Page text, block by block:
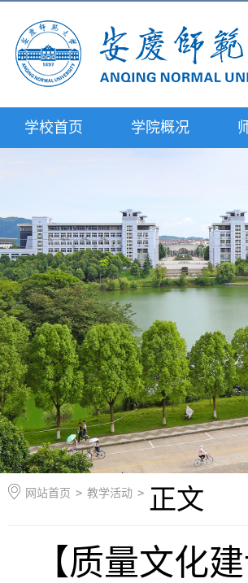
学校首页 学院概况
网站首页 > 教学活动 > 正文
【质量文化